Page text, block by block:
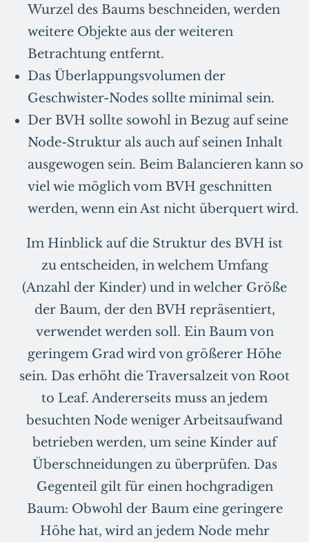
Wurzel des Baums beschneiden, werden
weitere Objekte aus der weiteren
Betrachtung entfernt.
Das Überlappungsvolumen der
Geschwister-Nodes sollte minimal sein.
Der BVH sollte sowohl in Bezug auf seine
Node-Struktur als auch auf seinen Inhalt
ausgewogen sein. Beim Balancieren kann so
viel wie möglich vom BVH geschnitten
werden, wenn ein Ast nicht überquert wird.
Im Hinblick auf die Struktur des BVH ist
zu entscheiden, in welchem Umfang
(Anzahl der Kinder) und in welcher Größe
der Baum, der den BVH repräsentiert,
verwendet werden soll. Ein Baum von
geringem Grad wird von größerer Höhe
sein. Das erhöht die Traversalzeit von Root
to Leaf. Andererseits muss an jedem
besuchten Node weniger Arbeitsaufwand
betrieben werden, um seine Kinder auf
Überschneidungen zu überprüfen. Das
Gegenteil gilt für einen hochgradigen
Baum: Obwohl der Baum eine geringere
Höhe hat, wird an jedem Node mehr